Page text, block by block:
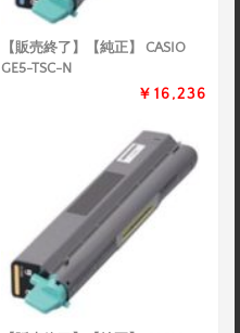
【販売終了】【純正】 CASIO
GE5-TSC-N
￥16,236